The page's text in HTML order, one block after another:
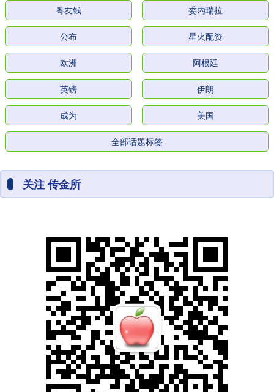
粤友钱 委内瑞拉
公布 星火配资
欧洲 阿根廷
英镑 伊朗
成为 美国
全部话题标签
关注 传金所